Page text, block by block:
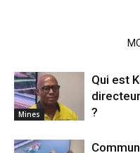
Mines
Qui est
?